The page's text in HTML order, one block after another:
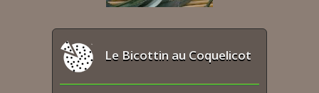
Le Bicottin au Coquelicot